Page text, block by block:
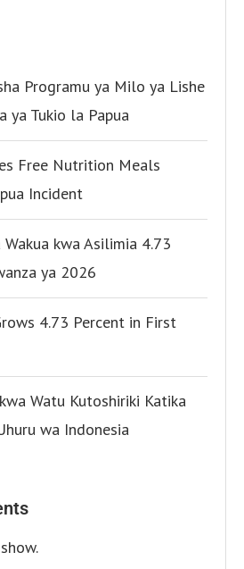
Programu ya Milo ya Lishe
ya Tukio la Papua
Free Nutrition Meals
Incident
Wakua kwa Asilimia 4.73
ya 2026
4.73 Percent in First
Watu Kutoshiriki Katika
wa Indonesia